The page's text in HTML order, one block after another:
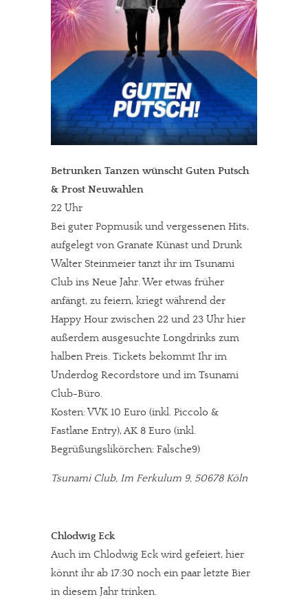
Betrunken Tanzen wünscht Guten Putsch
& Prost Neuwahlen
22 Uhr
Bei guter Popmusik und vergessenen Hits,
aufgelegt von Granate Künast und Drunk
Walter Steinmeier tanzt ihr im Tsunami
Club ins Neue Jahr. Wer etwas früher
anfängt, zu feiern, kriegt während der
Happy Hour zwischen 22 und 23 Uhr hier
außerdem ausgesuchte Longdrinks zum
halben Preis. Tickets bekommt Ihr im
Underdog Recordstore und im Tsunami
Club-Büro.
Kosten: VVK 10 Euro (inkl. Piccolo &
Fastlane Entry), AK 8 Euro (inkl.
Begrüßungslikörchen: Falsche9)
Tsunami Club, Im Ferkulum 9, 50678 Köln
Chlodwig Eck
Auch im Chlodwig Eck wird gefeiert, hier
könnt ihr ab 17:30 noch ein paar letzte Bier
in diesem Jahr trinken.